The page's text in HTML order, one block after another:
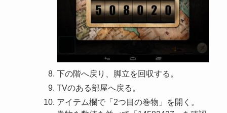
下の階へ戻り、脚立を回収する。
TVのある部屋へ戻る。
アイテム欄で「2つ目の巻物」を開く。